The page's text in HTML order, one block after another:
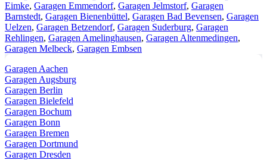
Eimke, Garagen Emmendorf, Garagen Jelmstorf, Garagen
Barnstedt, Garagen Bienenbüttel, Garagen Bad Bevensen, Garagen
Uelzen, Garagen Betzendorf, Garagen Suderburg, Garagen
Rehlingen, Garagen Amelinghausen, Garagen Altenmedingen,
Garagen Melbeck, Garagen Embsen
Garagen Aachen
Garagen Augsburg
Garagen Berlin
Garagen Bielefeld
Garagen Bochum
Garagen Bonn
Garagen Bremen
Garagen Dortmund
Garagen Dresden